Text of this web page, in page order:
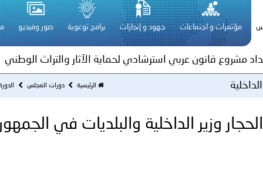
مؤتمرات و اجتماعات جهود و إنجازات برامج توعوية صور وفيديو
لدول الخليج العربية..
لمجلس وزراء الداخلية العرب بمناسبة اختتام المؤتمر العربي
مشروع قانون عربي استرشادي لحماية الآثار والتراث الوطني
عشر للمسؤولين عن الأمن السياحي
فلسطين ـ 1448/02/22هـ ــ الموافق 2026/08/05 م - الشرطة
الرئيسية دورات المجلس
وزير الداخلية والبلديات في